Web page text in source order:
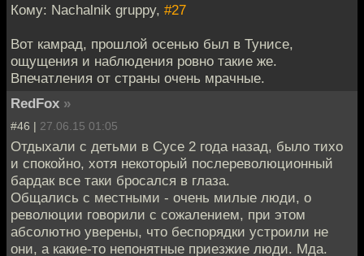
Кому: Nachalnik gruppy, #27
Вот камрад, прошлой осенью был в Тунисе,
ощущения и наблюдения ровно такие же.
Впечатления от страны очень мрачные.
RedFox »
#46 | 27.06.15 01:05
Отдыхали с детьми в Сусе 2 года назад, было тихо
и спокойно, хотя некоторый послереволюционный
бардак все таки бросался в глаза.
Общались с местными - очень милые люди, о
революции говорили с сожалением, при этом
абсолютно уверены, что беспорядки устроили не
они, а какие-то непонятные приезжие люди. Мда.